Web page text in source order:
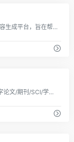
ContentGeni是一个创新的人工智能内容生成平台，旨在帮助企业大规模创建高质量的内容。
AI论文、报告写作神器，一键完成3万字论文/期刊/SCI/学术报告